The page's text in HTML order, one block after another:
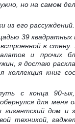
но на самом
из его рассуждений.
39
в стену.
и прочих
я достаю
коллекция книг
с конца 90-
для меня
гигантский дом и
техникой,